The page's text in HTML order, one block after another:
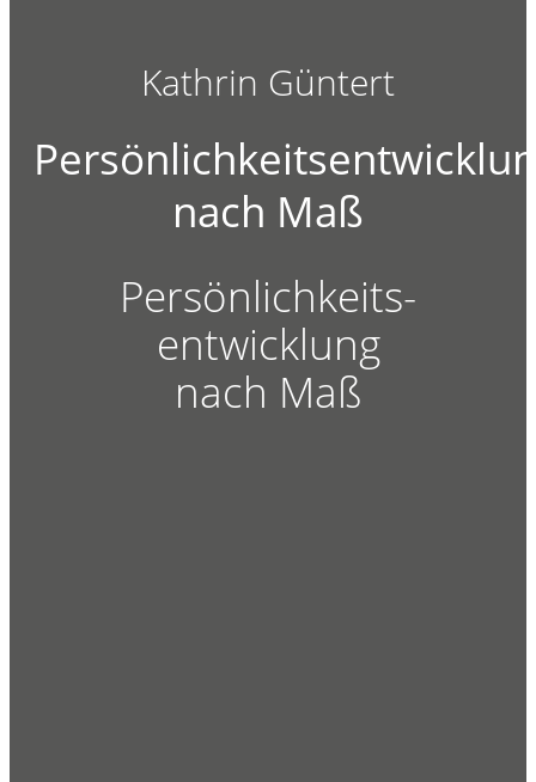
Kathrin Güntert
nach Maß
Persönlichkeits-
entwicklung
nach Maß